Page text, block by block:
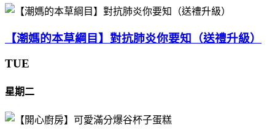
【潮媽的本草綱目】對抗肺炎你要知（送禮升級）
TUE
星期二